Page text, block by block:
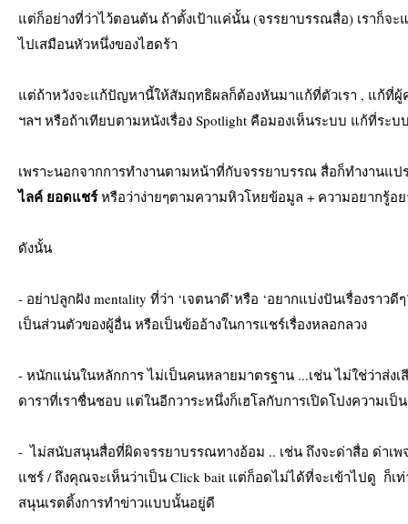
แต่ก็อย่างที่ว่าไว้ตอนต้น ถ้าตั้งเป้าแค่นั้น (จรรยาบรรณสื่อ) เราก็
ไปเสมือนหัวหนึ่งของไฮดร้า
แต่ถ้าหวังจะแก้ปัญหานี้ให้สัมฤทธิผลก็ต้องหันมาแก้ที่ตัวเรา , แก้ที่
ฯลฯ หรือถ้าเทียบตามหนังเรื่อง Spotlight คือมองเห็นระบบ แก้ที่ร
เพราะนอกจากการทำงานตามหน้าที่กับจรรยาบรรณ สื่อก็ทำงานแป
ไลค์ ยอดแชร์ หรือว่าง่ายๆตามความหิวโหยข้อมูล + ความอยากรู้อ
ดังนั้น
- อย่าปลูกฝัง mentality ที่ว่า ‘เจตนาดี’หรือ ‘อยากแบ่งปันเรื่องราว
เป็นส่วนตัวของผู้อื่น หรือเป็นข้ออ้างในการแชร์เรื่องหลอกลวง
- หนักแน่นในหลักการ ไม่เป็นคนหลายมาตรฐาน ...เช่น ไม่ใช่ว่าส่งเ
ดาราที่เราชื่นชอบ แต่ในอีกวาระหนึ่งก็เฮโลกับการเปิดโปงความเป็
-  ไม่สนับสนุนสื่อที่ผิดจรรยาบรรณทางอ้อม .. เช่น ถึงจะด่าสื่อ ด่า
แชร์ / ถึงคุณจะเห็นว่าเป็น Click bait แต่ก็อดไม่ได้ที่จะเข้าไปดู  ก็
สนุนเรตติ้งการทำข่าวแบบนั้นอยู่ดี